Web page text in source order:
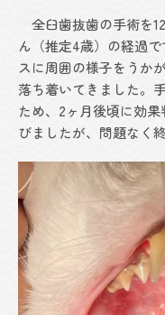
全臼歯抜歯の手術を
ん（推定4歳）の経過
スに周囲の様子をうか
落ち着いてきました。
ため、2ヶ月後頃に効
びましたが、問題なく